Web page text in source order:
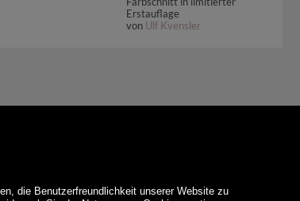
Erstauflage
von Ulf Kvensler
die Benutzerfreundlichkeit unserer Website zu